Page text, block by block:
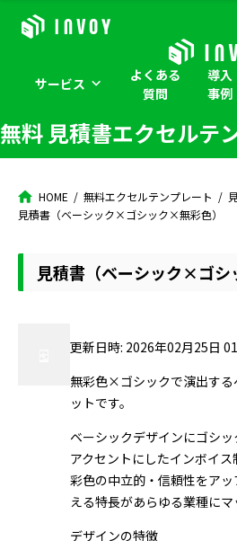
サービス
よくある
質問
導入
事例
無料 見積書エクセルテ
HOME 無料エクセルテンプレート
見積書（ベーシック×ゴシック×無彩色）
見積書（ベーシック×ゴシ
更新日時: 2026年02月25日
無彩色×ゴシックで演出す
ットです。
ベーシックデザインにゴシ
アクセントにしたインボイ
彩色の中立的・信頼性をア
える特長があらゆる業種にマ
デザインの特徴